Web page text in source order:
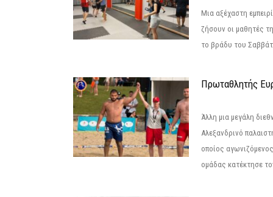
Μια αξέχαστη
ζήσουν οι μαθητές
το βράδυ του
Πρωταθλητής
Άλλη μια μεγάλη
Αλεξανδρινό
οποίος
ομάδας κατέκτησε